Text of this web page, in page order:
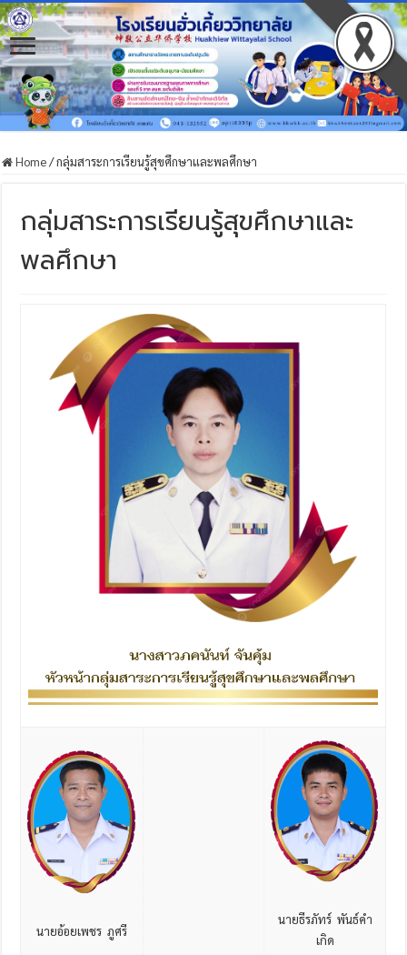
Home/กลุ่มสาระการเรียนรู้สุขศึกษาและพลศึกษา
กลุ่มสาระการเรียนรู้สุขศึกษาและ
พลศึกษา
นายอ้อยเพชร ภูศรี
นายธีรภัทร์ พันธ์คำ
เกิด